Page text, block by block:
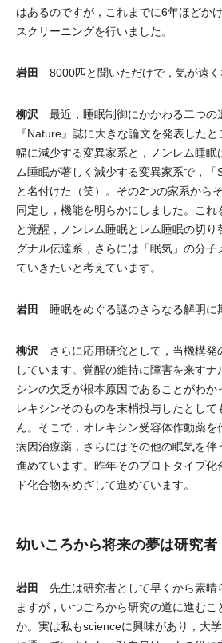
はあるのですが，これまでに6年ほどか
スクリーニングを行いました。
岩田 8000匹と聞いただけで，気が遠く
柳沢 最近，睡眠制御にかかわる二つの
『Nature』誌に大きな論文を発表した
幅に減少する変異家系と，ノンレム睡眠
ム睡眠が著しく減少する変異家系で，「
と名付けた（笑）。その2つの家系から
同定し，機能を明らかにしました。こ
と覚醒，ノンレム睡眠とレム睡眠の切
グナル伝達系，さらには「眠気」の分子
ていきたいと考えています。
岩田 睡眠をめぐる謎のさらなる解明に
柳沢 さらに応用研究として，当機構発
しています。覚醒の維持に障害を来す
シンの欠乏が根本原因であることがわか
レキシンそのものを末梢投与したとし
ん。そこで，オレキシン受容体作動薬
病因治療薬，さらにはその他の眠気を伴
進めています。昨年そのプロトタイプ化
ド化合物をめざして進めています。
幼いころから将来の夢は研究者
岩田 先生は研究者として早くから素晴
ますが，いつごろから研究の道に進む
か。実は私もscienceに興味があり，大